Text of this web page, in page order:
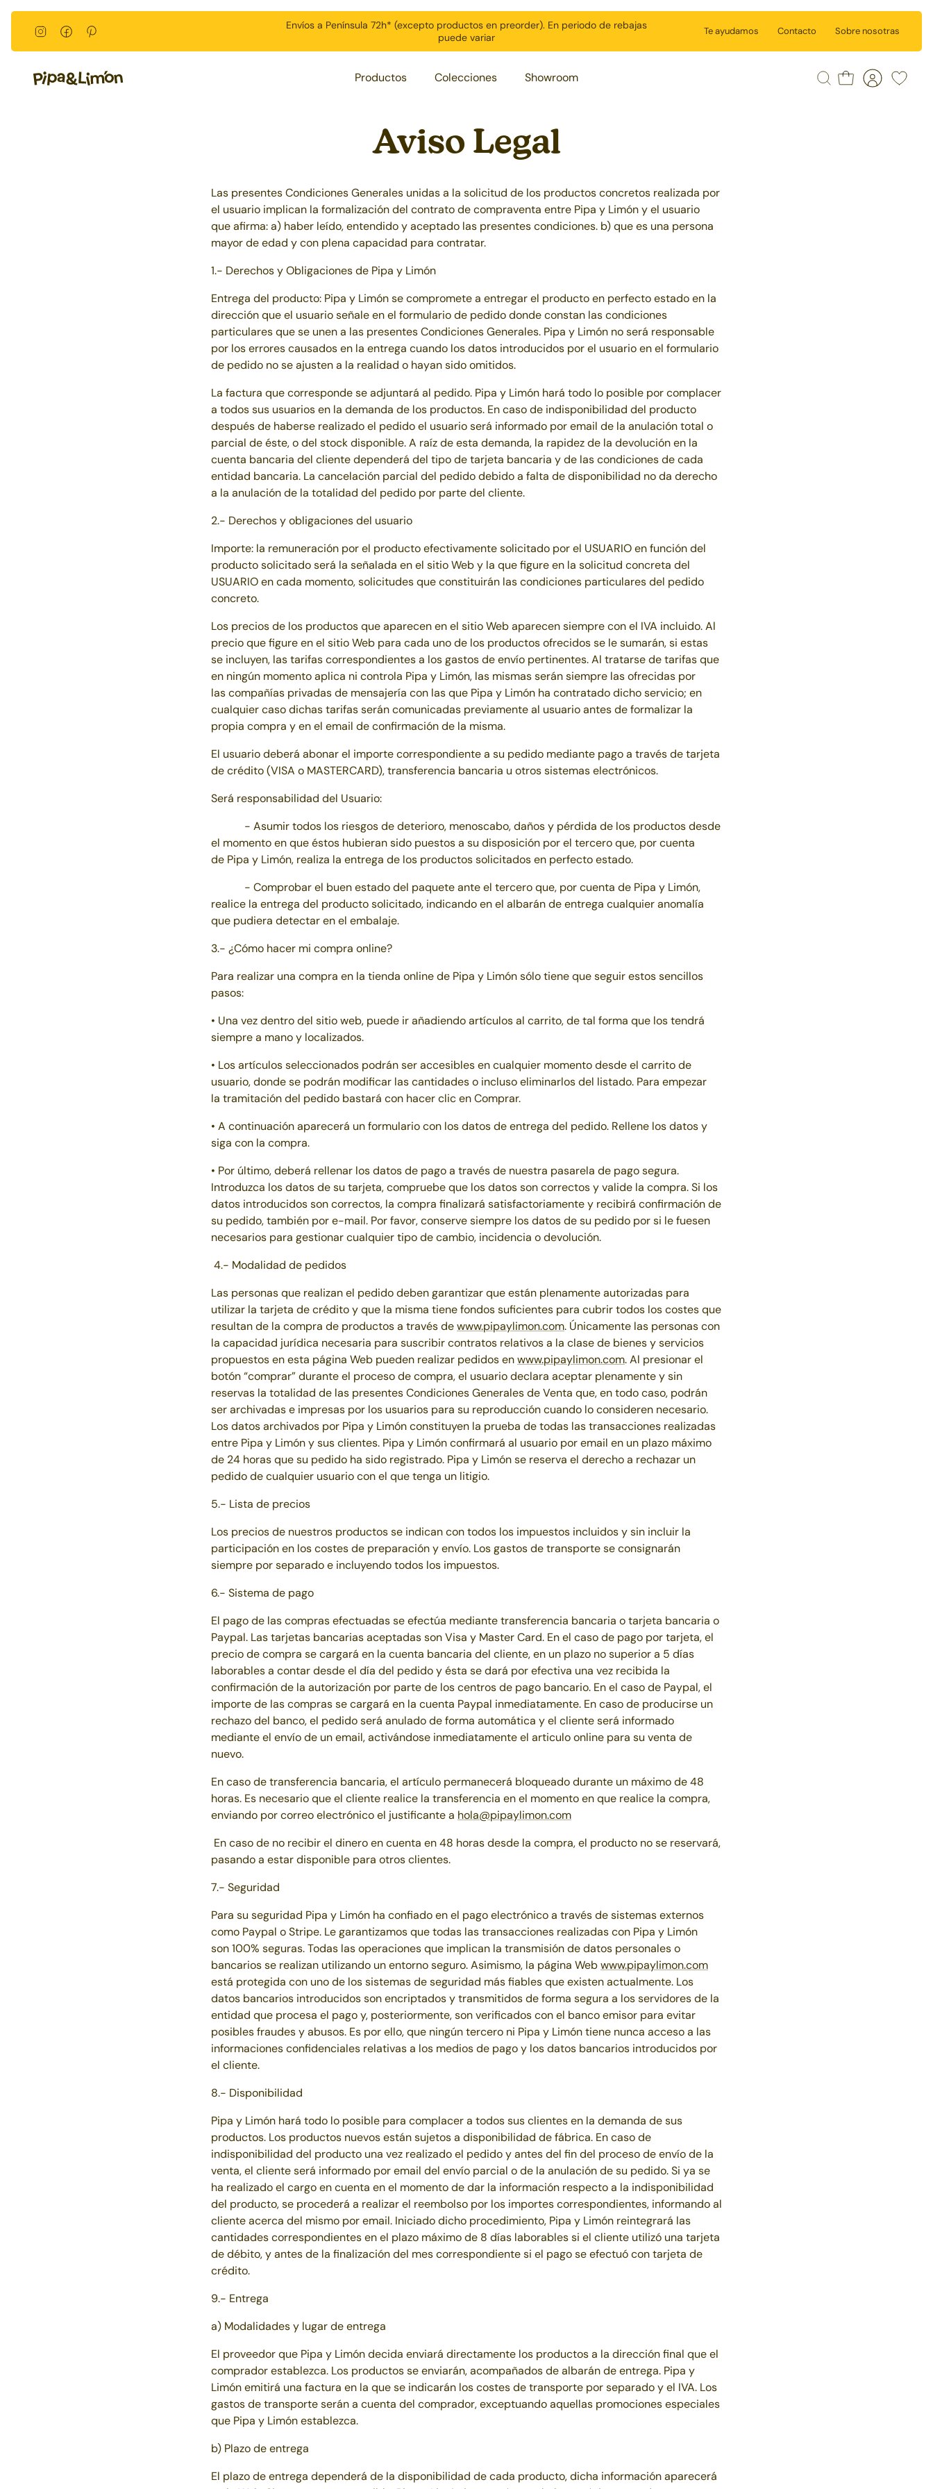
Ir al contenido
Envíos a Península 72h* (excepto productos en preorder). En periodo de rebajas
puede variar
Te ayudamos Contacto Sobre nosotras
Productos Colecciones Showroom BuscarCarritoCuentaWishlist
Aviso Legal
Las presentes Condiciones Generales unidas a la solicitud de los productos concretos realizada por
el usuario implican la formalización del contrato de compraventa entre Pipa y Limóny el usuario
que afirma: a) haber leído, entendido y aceptado las presentes condiciones. b) que es una persona
mayor de edad y con plena capacidad para contratar.
1.- Derechos y Obligaciones de Pipa y Limón
Entrega del producto: Pipa y Limónse compromete a entregar el producto en perfecto estado en la
dirección que el usuario señale en el formulario de pedido donde constan las condiciones
particulares que se unen a las presentes Condiciones Generales. Pipa y Limón no será responsable
por los errores causados en la entrega cuando los datos introducidos por el usuario en el formulario
de pedido no se ajusten a la realidad o hayan sido omitidos.
La factura que corresponde se adjuntará al pedido. Pipa y Limón hará todo lo posible por complacer
a todos sus usuarios en la demanda de los productos. En caso de indisponibilidad del producto
después de haberse realizado el pedido el usuario será informado por email de la anulación total o
parcial de éste, o del stock disponible. A raíz de esta demanda, la rapidez de la devolución en la
cuenta bancaria del cliente dependerá del tipo de tarjeta bancaria y de las condiciones de cada
entidad bancaria. La cancelación parcial del pedido debido a falta de disponibilidad no da derecho
a la anulación de la totalidad del pedido por parte del cliente.
2.- Derechos y obligaciones del usuario
Importe: la remuneración por el producto efectivamente solicitado por el USUARIO en función del
producto solicitado será la señalada en el sitio Web y la que figure en la solicitud concreta del
USUARIO en cada momento, solicitudes que constituirán las condiciones particulares del pedido
concreto.
Los precios de los productos que aparecen en el sitio Web aparecen siempre con el IVA incluido. Al
precio que figure en el sitio Web para cada uno de los productos ofrecidos se le sumarán, si estas
se incluyen, las tarifas correspondientes a los gastos de envío pertinentes. Al tratarse de tarifas que
en ningún momento aplica ni controla Pipa y Limón, las mismas serán siempre las ofrecidas por
las compañías privadas de mensajería con las que Pipa y Limón ha contratado dicho servicio; en
cualquier caso dichas tarifas serán comunicadas previamente al usuario antes de formalizar la
propia compra y en el email de confirmación de la misma.
El usuario deberá abonar el importe correspondiente a su pedido mediante pago a través de tarjeta
de crédito (VISA o MASTERCARD), transferencia bancaria u otros sistemas electrónicos.
Será responsabilidad del Usuario:
- Asumir todos los riesgos de deterioro, menoscabo, daños y pérdida de los productos desde
el momento en que éstos hubieran sido puestos a su disposición por el tercero que, por cuenta
de Pipa y Limón, realiza la entrega de los productos solicitados en perfecto estado.
- Comprobar el buen estado del paquete ante el tercero que, por cuenta de Pipa y Limón,
realice la entrega del producto solicitado, indicando en el albarán de entrega cualquier anomalía
que pudiera detectar en el embalaje.
3.- ¿Cómo hacer mi compra online?
Para realizar una compra en la tienda online de Pipa y Limónsólo tiene que seguir estos sencillos
pasos:
• Una vez dentro del sitio web, puede ir añadiendo artículos al carrito, de tal forma que los tendrá
siempre a mano y localizados.
• Los artículos seleccionados podrán ser accesibles en cualquier momento desde el carrito de
usuario, donde se podrán modificar las cantidades o incluso eliminarlos del listado. Para empezar
la tramitación del pedido bastará con hacer clic en Comprar.
• A continuación aparecerá un formulario con los datos de entrega del pedido. Rellene los datos y
siga con la compra.
• Por último, deberá rellenar los datos de pago a través de nuestra pasarela de pago segura.
Introduzca los datos de su tarjeta, compruebe que los datos son correctos y valide la compra. Si los
datos introducidos son correctos, la compra finalizará satisfactoriamente y recibirá confirmación de
su pedido, también por e-mail. Por favor, conserve siempre los datos de su pedido por si le fuesen
necesarios para gestionar cualquier tipo de cambio, incidencia o devolución.
4.- Modalidad de pedidos
Las personas que realizan el pedido deben garantizar que están plenamente autorizadas para
utilizar la tarjeta de crédito y que la misma tiene fondos suficientes para cubrir todos los costes que
resultan de la compra de productos a través dewww.pipaylimon.com. Únicamente las personas con
la capacidad jurídica necesaria para suscribir contratos relativos a la clase de bienes y servicios
propuestos en esta página Web pueden realizar pedidos enwww.pipaylimon.com. Al presionar el
botón “comprar” durante el proceso de compra, el usuario declara aceptar plenamente y sin
reservas la totalidad de las presentes Condiciones Generales de Venta que, en todo caso, podrán
ser archivadas e impresas por los usuarios para su reproducción cuando lo consideren necesario.
Los datos archivados por Pipa y Limónconstituyen la prueba de todas las transacciones realizadas
entre Pipa y Limóny sus clientes. Pipa y Limónconfirmará al usuario por email en un plazo máximo
de 24 horas que su pedido ha sido registrado. Pipa y Limónse reserva el derecho a rechazar un
pedido de cualquier usuario con el que tenga un litigio.
5.- Lista de precios
Los precios de nuestros productos se indican con todos los impuestos incluidos y sin incluir la
participación en los costes de preparación y envío. Los gastos de transporte se consignarán
siempre por separado e incluyendo todos los impuestos.
6.- Sistema de pago
El pago de las compras efectuadas se efectúa mediante transferencia bancaria o tarjeta bancaria o
Paypal. Las tarjetas bancarias aceptadas son Visa y Master Card. En el caso de pago por tarjeta, el
precio de compra se cargará en la cuenta bancaria del cliente, en un plazo no superior a 5 días
laborables a contar desde el día del pedido y ésta se dará por efectiva una vez recibida la
confirmación de la autorización por parte de los centros de pago bancario. En el caso de Paypal, el
importe de las compras se cargará en la cuenta Paypal inmediatamente. En caso de producirse un
rechazo del banco, el pedido será anulado de forma automática y el cliente será informado
mediante el envío de un email, activándose inmediatamente el articulo online para su venta de
nuevo.
En caso de transferencia bancaria, el artículo permanecerá bloqueado durante un máximo de 48
horas. Es necesario que el cliente realice la transferencia en el momento en que realice la compra,
enviando por correo electrónico el justificante a hola@pipaylimon.com
En caso de no recibir el dinero en cuenta en 48 horas desde la compra, el producto no se reservará,
pasando a estar disponible para otros clientes.
7.- Seguridad
Para su seguridad Pipa y Limón ha confiado en el pago electrónico a través de sistemas externos
como Paypal o Stripe. Le garantizamos que todas las transacciones realizadas con Pipa y Limón
son 100% seguras. Todas las operaciones que implican la transmisión de datos personales o
bancarios se realizan utilizando un entorno seguro. Asimismo, la página Webwww.pipaylimon.com
está protegida con uno de los sistemas de seguridad más fiables que existen actualmente. Los
datos bancarios introducidos son encriptados y transmitidos de forma segura a los servidores de la
entidad que procesa el pago y, posteriormente, son verificados con el banco emisor para evitar
posibles fraudes y abusos. Es por ello, que ningún tercero ni Pipa y Limóntiene nunca acceso a las
informaciones confidenciales relativas a los medios de pago y los datos bancarios introducidos por
el cliente.
8.- Disponibilidad
Pipa y Limón hará todo lo posible para complacer a todos sus clientes en la demanda de sus
productos. Los productos nuevos están sujetos a disponibilidad de fábrica. En caso de
indisponibilidad del producto una vez realizado el pedido y antes del fin del proceso de envío de la
venta, el cliente será informado por email del envío parcial o de la anulación de su pedido. Si ya se
ha realizado el cargo en cuenta en el momento de dar la información respecto a la indisponibilidad
del producto, se procederá a realizar el reembolso por los importes correspondientes, informando al
cliente acerca del mismo por email. Iniciado dicho procedimiento, Pipa y Limón reintegrará las
cantidades correspondientes en el plazo máximo de 8 días laborables si el cliente utilizó una tarjeta
de débito, y antes de la finalización del mes correspondiente si el pago se efectuó con tarjeta de
crédito.
9.- Entrega
a) Modalidades y lugar de entrega
El proveedor que Pipa y Limóndecida enviará directamente los productos a la dirección final que el
comprador establezca. Los productos se enviarán, acompañados de albarán de entrega. Pipa y
Limónemitirá una factura en la que se indicarán los costes de transporte por separado y el IVA. Los
gastos de transporte serán a cuenta del comprador, exceptuando aquellas promociones especiales
que Pipa y Limónestablezca.
b) Plazo de entrega
El plazo de entrega dependerá de la disponibilidad de cada producto, dicha información aparecerá